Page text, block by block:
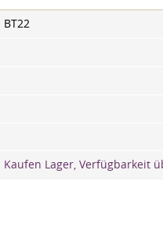
BT22
Kaufen Lager, Verfügbarkeit